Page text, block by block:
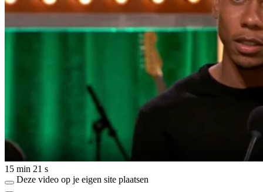
15 min 21 s
Deze video op je eigen site plaatsen